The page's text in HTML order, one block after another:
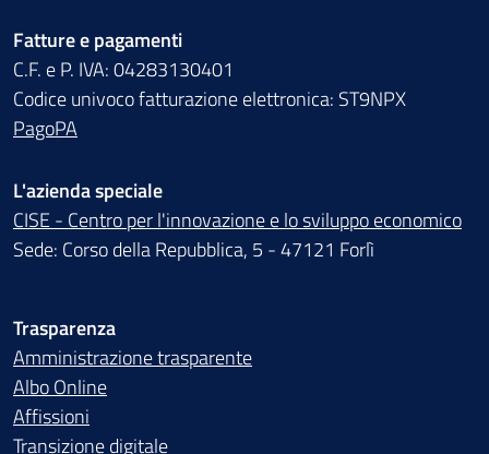
Fatture e pagamenti
C.F. e P. IVA: 04283130401
Codice univoco fatturazione elettronica: ST9NPX
PagoPA
L'azienda speciale
CISE - Centro per l'innovazione e lo sviluppo economico
Sede: Corso della Repubblica, 5 - 47121 Forlì
Trasparenza
Amministrazione trasparente
Albo Online
Affissioni
Transizione digitale